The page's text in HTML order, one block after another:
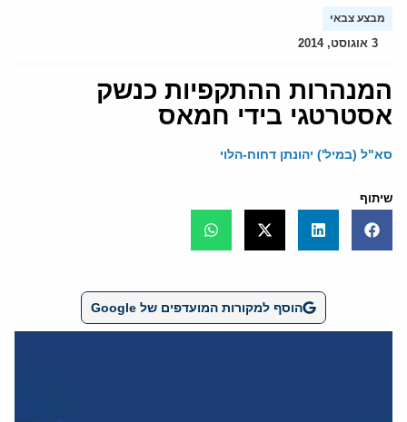
מבצע צבאי
3 אוגוסט, 2014
המנהרות ההתקפיות כנשק
אסטרטגי בידי חמאס
סא"ל (במיל') יהונתן דחוח-הלוי
שיתוף
הוסף למקורות המועדפים של Google